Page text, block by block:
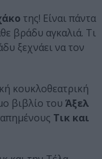
της! Είναι πάντα
βράδυ αγκαλιά. Τι
ξεχνάει να τον
κουκλοθεατρική
βιβλίο του Άξελ
Τικ και